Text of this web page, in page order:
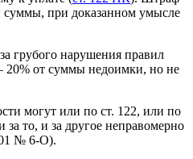
суммы, при доказанном умысле
грубого нарушения правил
20% от суммы недоимки, но не
могут или по ст. 122, или по
то, и за другое неправомерно
№ 6-О).